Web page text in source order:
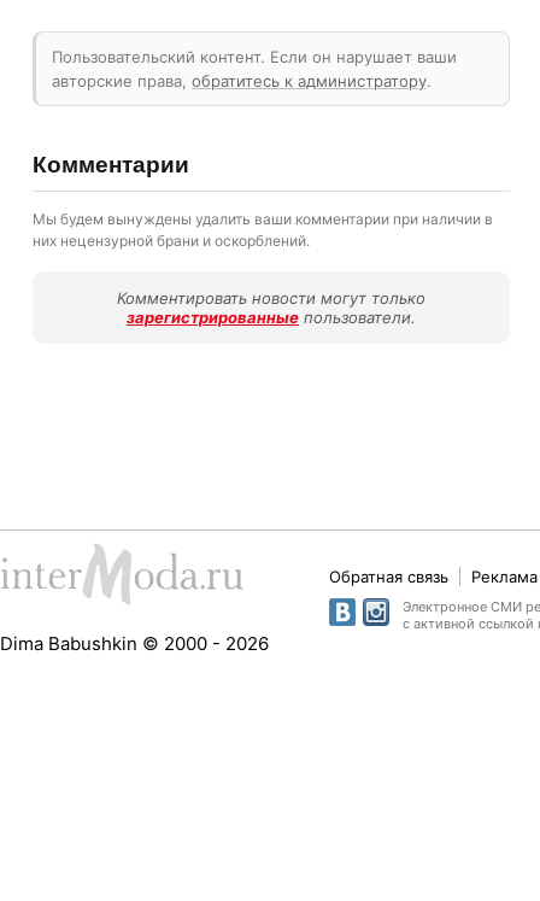
Пользовательский контент. Если он нарушает ваши
авторские права, обратитесь к администратору.
Комментарии
Мы будем вынуждены удалить ваши комментарии при наличии в
них нецензурной брани и оскорблений.
Комментировать новости могут только
зарегистрированныепользователи.
Dima Babushkin © 2000 - 2026
Обратная связь
Электронное СМИ
с активной ссылкой